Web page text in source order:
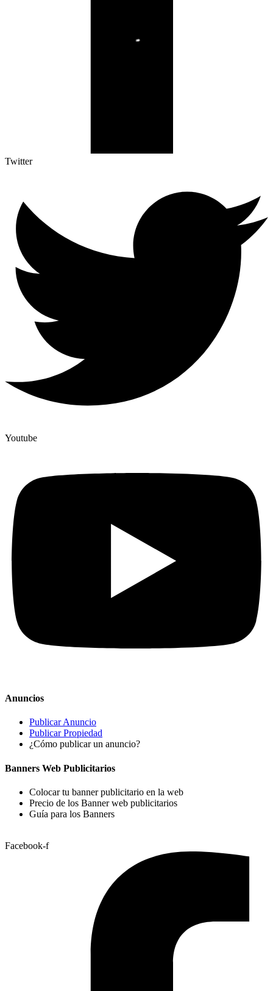
Twitter
Youtube
Anuncios
Publicar Anuncio
Publicar Propiedad
¿Cómo publicar un anuncio?
Banners Web Publicitarios
Colocar tu banner publicitario en la web
Precio de los Banner web publicitarios
Guía para los Banners
Facebook-f